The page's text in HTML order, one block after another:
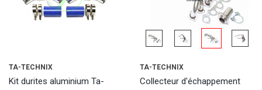
TA-TECHNIX
Kit durites aluminium Ta-
TA-TECHNIX
Collecteur d'échappement